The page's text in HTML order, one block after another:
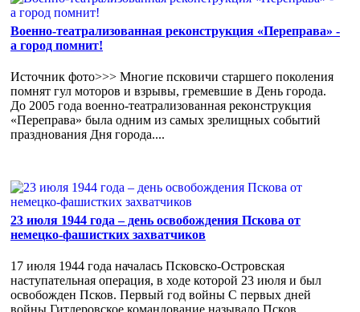
Военно-театрализованная реконструкция «Переправа» -
а город помнит!
Источник фото>>> Многие псковичи старшего поколения
помнят гул моторов и взрывы, гремевшие в День города.
До 2005 года военно-театрализованная реконструкция
«Переправа» была одним из самых зрелищных событий
празднования Дня города....
23 июля 1944 года – день освобождения Пскова от
немецко-фашистких захватчиков
17 июля 1944 года началась Псковско-Островская
наступательная операция, в ходе которой 23 июля и был
освобожден Псков. Первый год войны С первых дней
войны Гитлеровское командование называло Псков